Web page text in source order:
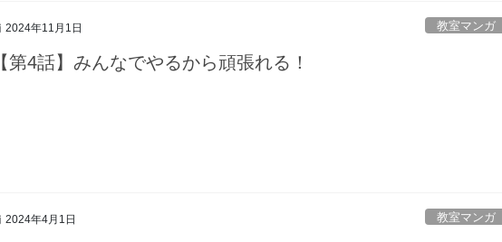
2024年11月1日 教室マンガ
【第4話】みんなでやるから頑張れる！
2024年4月1日 教室マンガ